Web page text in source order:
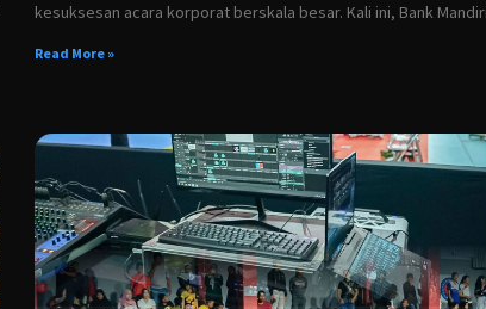
kesuksesan acara korporat berskala besar. Kali ini, Bank Mandiri
Read More »